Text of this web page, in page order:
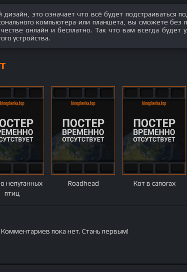
это означает что всё будет подстраиваться
компьютера или планшета, вы сможете без
онлайн и бесплатно. Так что вам всегда будет
устройства.
непуганных
птиц
Roadhead Кот в сапогах
Комментариев пока нет. Стань первым!